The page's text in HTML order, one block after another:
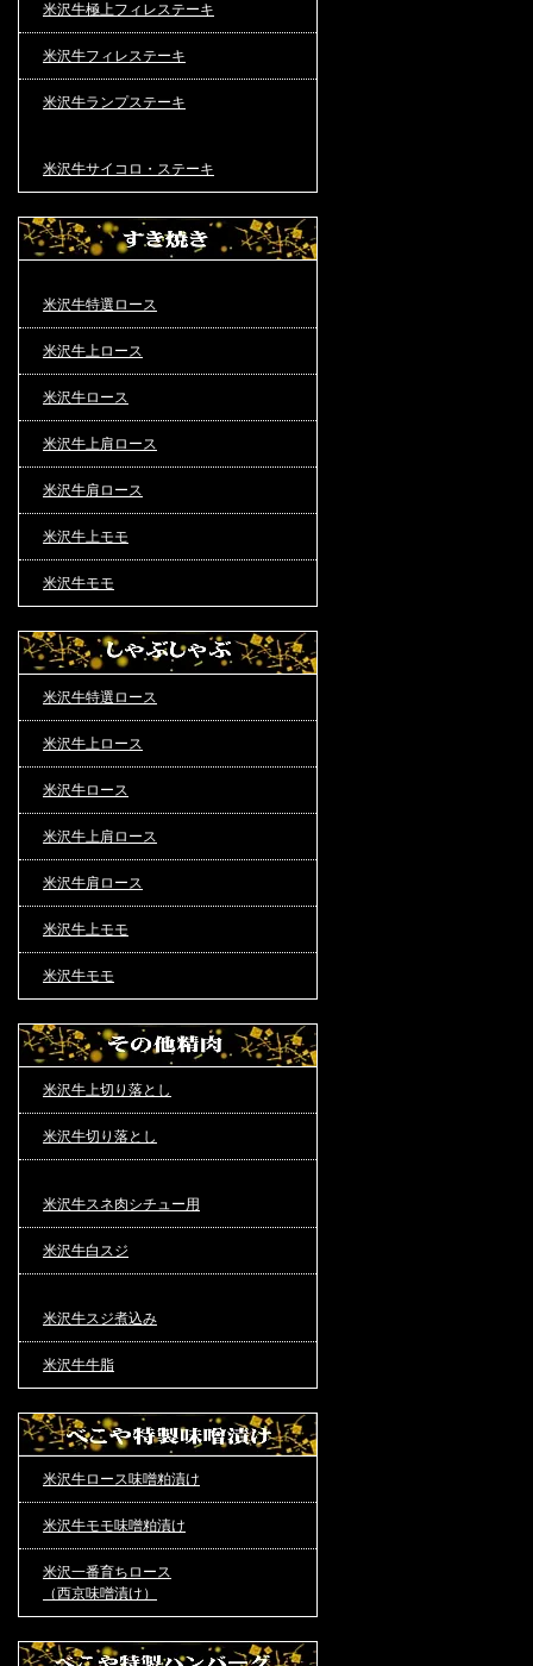
米沢牛極上フィレステーキ
米沢牛フィレステーキ
米沢牛ランプステーキ
米沢牛サイコロ・ステーキ
米沢牛特選ロース
米沢牛上ロース
米沢牛ロース
米沢牛上肩ロース
米沢牛肩ロース
米沢牛上モモ
米沢牛モモ
米沢牛特選ロース
米沢牛上ロース
米沢牛ロース
米沢牛上肩ロース
米沢牛肩ロース
米沢牛上モモ
米沢牛モモ
米沢牛上切り落とし
米沢牛切り落とし
米沢牛スネ肉シチュー用
米沢牛白スジ
米沢牛スジ煮込み
米沢牛牛脂
米沢牛ロース味噌粕漬け
米沢牛モモ味噌粕漬け
米沢一番育ちロース
（西京味噌漬け）